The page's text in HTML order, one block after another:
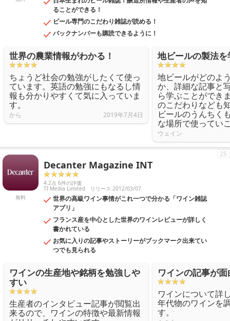
ることができる！
ビール専門のこだわり雑誌が読める！
バックナンバーも購読できるように！
世界の農業情報がわかる！
ちょうど社会の勉強がしたくて使っ
ています。英語の勉強にもなるし情
報も分かりやすくて気に入っていま
す。
から 2019年7月4日
地ビールの製法を
地ビールがどのよ
か、詳細な記事と
ら学ぶことができ
のこだわりなども
ビールのうんちく
な場所で使ってい
ウェイン
無料
Decanter Magazine INT
4.2点 6件の評価
TI Media Limited リリース 2012/03/07
世界の高級ワイン事情がこれ一つで分かる「ワイン雑誌
アプリ」
フランス産を中心とした世界のワインレビューが詳しく
書かれている
お気に入りの記事やストーリーがブックマーク出来てい
つでも見られる
25
ワインの生産地や銘柄を勉強しや
すい
生産者のインタビュー記事が閲覧出
来るので、ワインの特徴や最新情報
ワインの記事が面
ワインについて詳
年代物のワインを
す。